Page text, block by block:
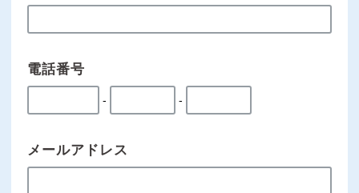
電話番号
- -
メールアドレス